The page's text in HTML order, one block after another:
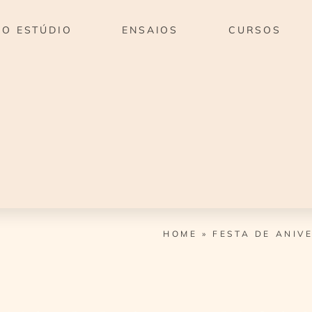
O ESTÚDIO ENSAIOS CURSOS
HOME » FESTA DE